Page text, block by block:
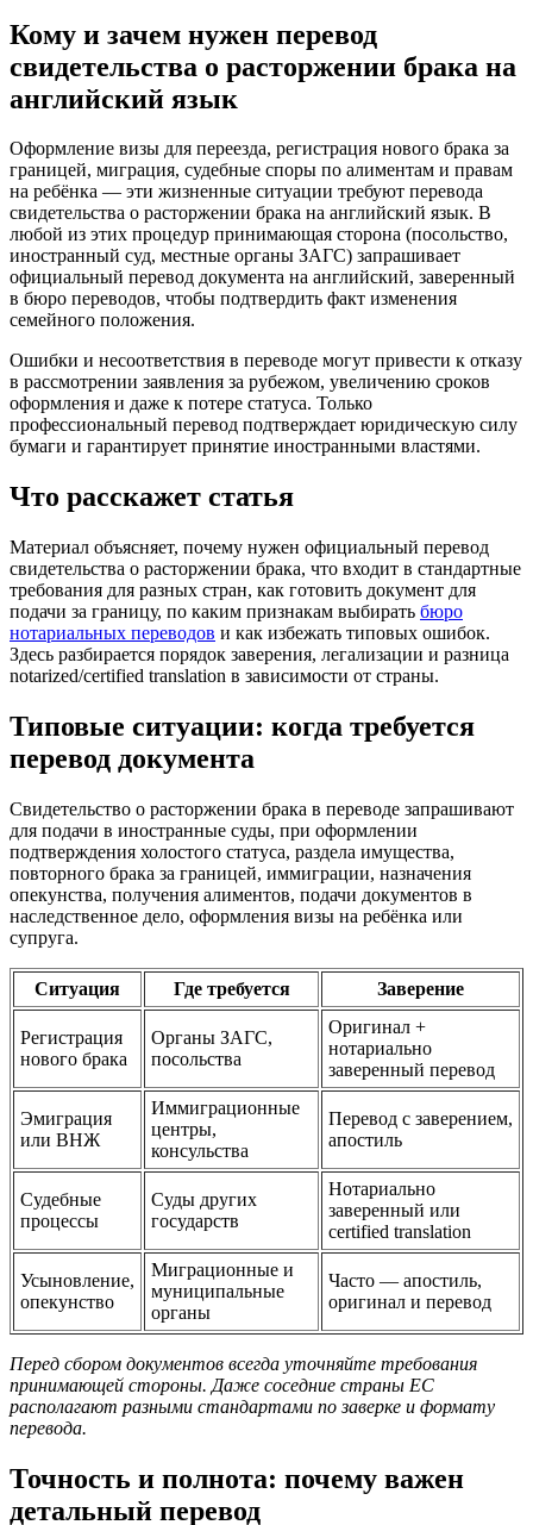
Кому и зачем нужен перевод
свидетельства о расторжении брака на
английский язык
Оформление визы для переезда, регистрация нового брака за
границей, миграция, судебные споры по алиментам и правам
на ребёнка — эти жизненные ситуации требуют перевода
свидетельства о расторжении брака на английский язык. В
любой из этих процедур принимающая сторона (посольство,
иностранный суд, местные органы ЗАГС) запрашивает
официальный перевод документа на английский, заверенный
в бюро переводов, чтобы подтвердить факт изменения
семейного положения.
Ошибки и несоответствия в переводе могут привести к отказу
в рассмотрении заявления за рубежом, увеличению сроков
оформления и даже к потере статуса. Только
профессиональный перевод подтверждает юридическую силу
бумаги и гарантирует принятие иностранными властями.
Что расскажет статья
Материал объясняет, почему нужен официальный перевод
свидетельства о расторжении брака, что входит в стандартные
требования для разных стран, как готовить документ для
подачи за границу, по каким признакам выбирать бюро
нотариальных переводов и как избежать типовых ошибок.
Здесь разбирается порядок заверения, легализации и разница
notarized/certified translation в зависимости от страны.
Типовые ситуации: когда требуется
перевод документа
Свидетельство о расторжении брака в переводе запрашивают
для подачи в иностранные суды, при оформлении
подтверждения холостого статуса, раздела имущества,
повторного брака за границей, иммиграции, назначения
опекунства, получения алиментов, подачи документов в
наследственное дело, оформления визы на ребёнка или
супруга.
Ситуация Где требуется Заверение
Регистрация
нового брака
Органы ЗАГС,
посольства
Оригинал +
нотариально
заверенный перевод
Эмиграция
или ВНЖ
Иммиграционные
центры,
консульства
Перевод с заверением,
апостиль
Судебные
процессы
Суды других
государств
Нотариально
заверенный или
certified translation
Усыновление,
опекунство
Миграционные и
муниципальные
органы
Часто — апостиль,
оригинал и перевод
Перед сбором документов всегда уточняйте требования
принимающей стороны. Даже соседние страны ЕС
располагают разными стандартами по заверке и формату
перевода.
Точность и полнота: почему важен
детальный перевод